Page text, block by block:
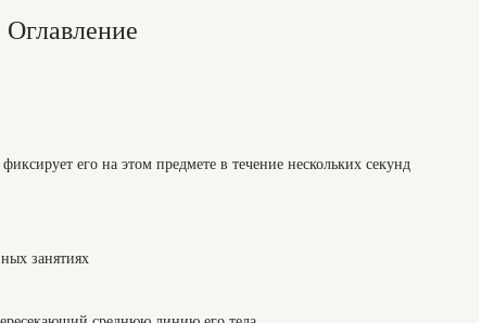
Оглавление
его на этом предмете в течение нескольких секунд
занятиях